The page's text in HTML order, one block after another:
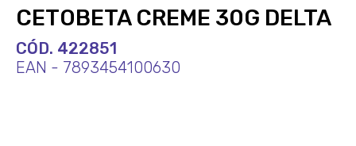
CETOBETA CREME 30G DELTA
CÓD. 422851
EAN - 7893454100630